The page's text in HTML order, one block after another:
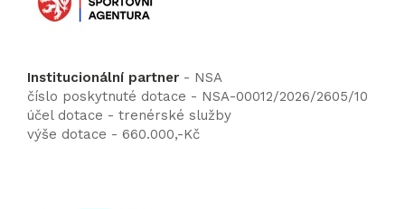
Institucionální partner - NSA
číslo poskytnuté dotace - NSA-00012/2026/2605/10
účel dotace - trenérské služby
výše dotace - 660.000,-Kč